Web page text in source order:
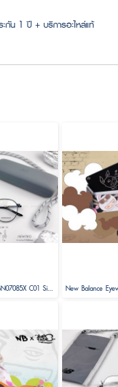
กัน 1 ปี + บริการอะไหล่แท้
New Balance NEWTRO NBN07085X C01 Size 52 ( Limited Edition )